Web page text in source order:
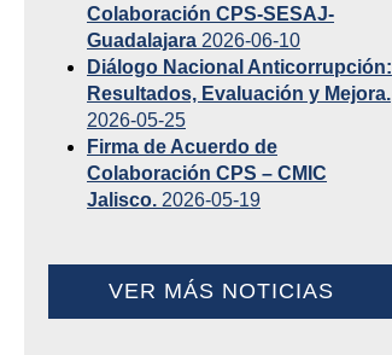
Colaboración CPS-SESAJ-
Guadalajara 2026-06-10
Diálogo Nacional Anticorrupción:
Resultados, Evaluación y Mejora.
2026-05-25
Firma de Acuerdo de
Colaboración CPS – CMIC
Jalisco. 2026-05-19
VER MÁS NOTICIAS